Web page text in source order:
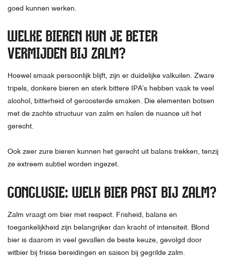
goed kunnen werken.
WELKE BIEREN KUN JE BETER
VERMIJDEN BIJ ZALM?
Hoewel smaak persoonlijk blijft, zijn er duidelijke valkuilen. Zware
tripels, donkere bieren en sterk bittere IPA’s hebben vaak te veel
alcohol, bitterheid of geroosterde smaken. Die elementen botsen
met de zachte structuur van zalm en halen de nuance uit het
gerecht.
Ook zeer zure bieren kunnen het gerecht uit balans trekken, tenzij
ze extreem subtiel worden ingezet.
CONCLUSIE: WELK BIER PAST BIJ ZALM?
Zalm vraagt om bier met respect. Frisheid, balans en
toegankelijkheid zijn belangrijker dan kracht of intensiteit. Blond
bier is daarom in veel gevallen de beste keuze, gevolgd door
witbier bij frisse bereidingen en saison bij gegrilde zalm.